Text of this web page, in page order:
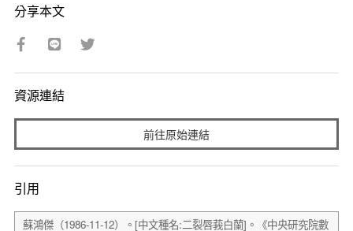
分享本文
資源連結
前往原始連結
引用